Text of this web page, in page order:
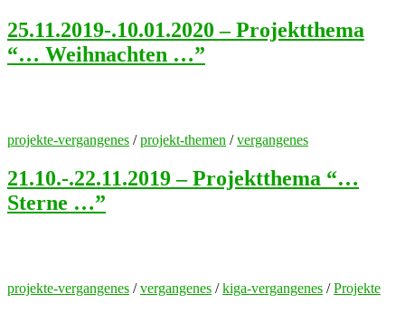
25.11.2019-.10.01.2020 – Projektthema
“… Weihnachten …”
projekte-vergangenes /projekt-themen /vergangenes
21.10.-.22.11.2019 – Projektthema “…
Sterne …”
projekte-vergangenes /vergangenes /kiga-vergangenes /Projekte